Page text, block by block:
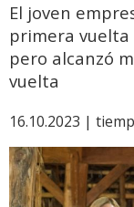
El joven
primera vuelta
pero alcanzó
vuelta
16.10.2023 |